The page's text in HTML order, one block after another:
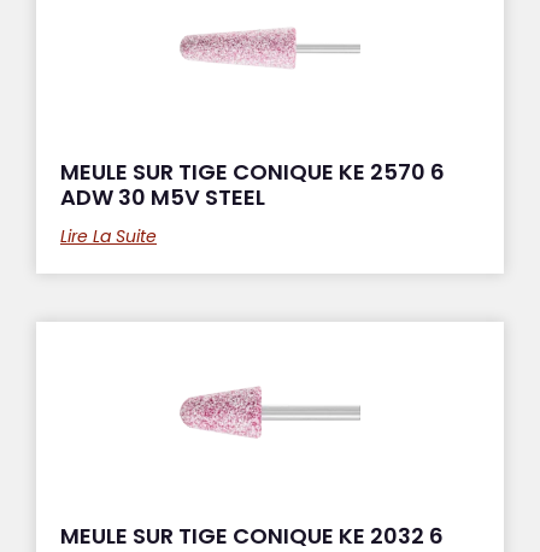
MEULE SUR TIGE CONIQUE KE 2570 6
ADW 30 M5V STEEL
Lire La Suite
MEULE SUR TIGE CONIQUE KE 2032 6